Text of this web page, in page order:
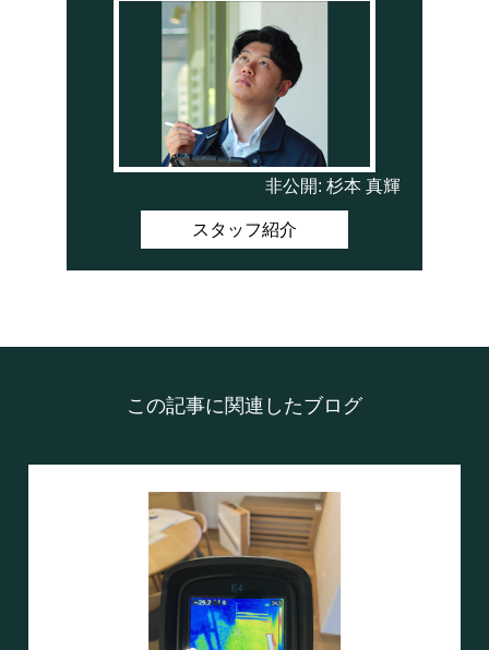
非公開: 杉本 真輝
スタッフ紹介
この記事に関連したブログ